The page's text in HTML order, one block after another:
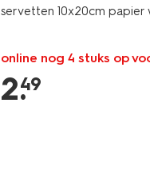
servetten 10x20cm papier
online nog 4 stuks op
2.
49